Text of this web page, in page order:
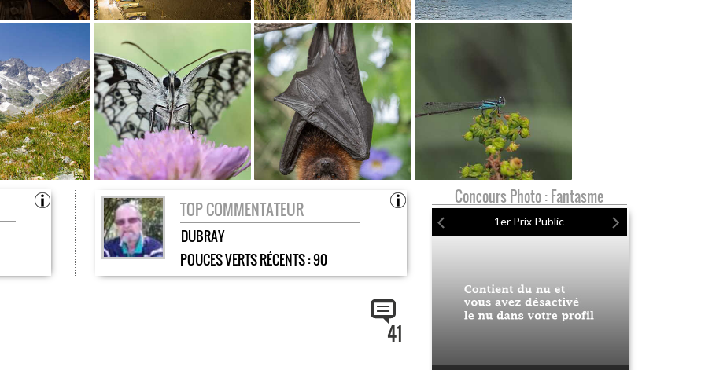
TOP COMMENTATEUR
DUBRAY
POUCES VERTS RÉCENTS :90
41
Concours Photo : Fantasme
1er Prix Public